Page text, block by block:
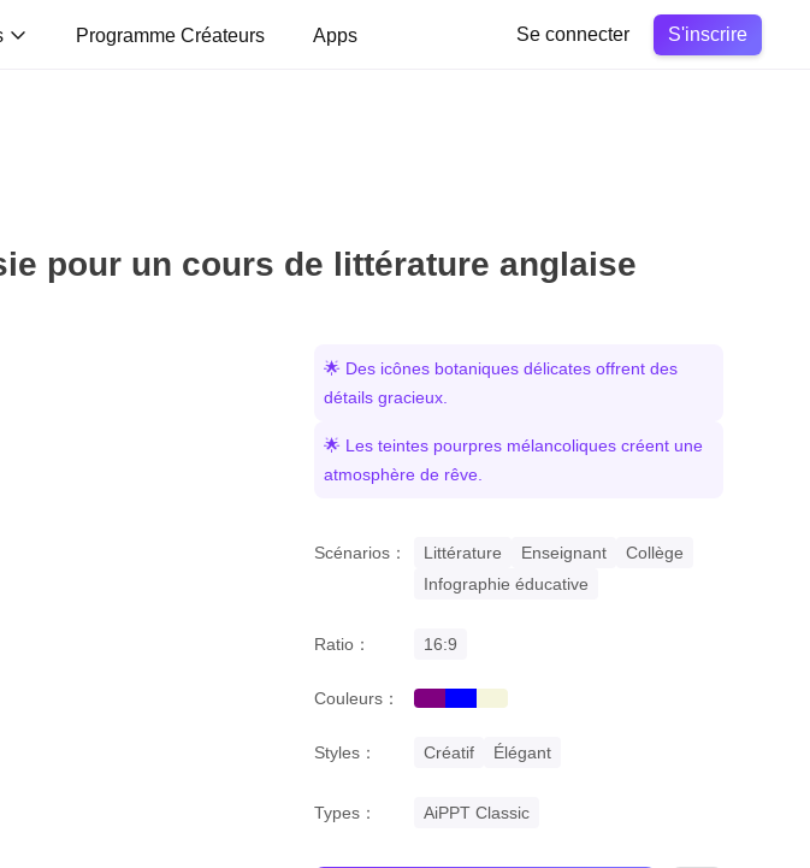
Programme Créateurs Apps Se connecter S'inscrire
pour un cours de littérature anglaise
🌟 Des icônes botaniques délicates offrent des
détails gracieux.
🌟 Les teintes pourpres mélancoliques créent une
atmosphère de rêve.
Scénarios： Littérature Enseignant
Collège
Infographie éducative
Ratio： 16:9
Couleurs： purplebluebeige
Styles： Créatif Élégant
Types： AiPPT Classic